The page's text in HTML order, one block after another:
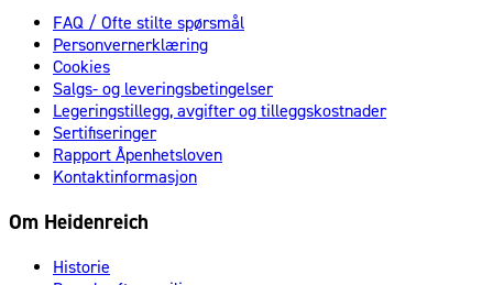
FAQ / Ofte stilte spørsmål
Personvernerklæring
Cookies
Salgs- og leveringsbetingelser
Legeringstillegg, avgifter og tilleggskostnader
Sertifiseringer
Rapport Åpenhetsloven
Kontaktinformasjon
Om Heidenreich
Historie